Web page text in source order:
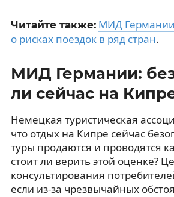
Читайте также: МИД
о рисках поездок в ряд стран.
МИД Германии:
ли сейчас на
Немецкая туристическая
что отдых на Кипре сейчас
туры продаются и проводятся
стоит ли верить этой оценке?
консультирования
если из-за чрезвычайных